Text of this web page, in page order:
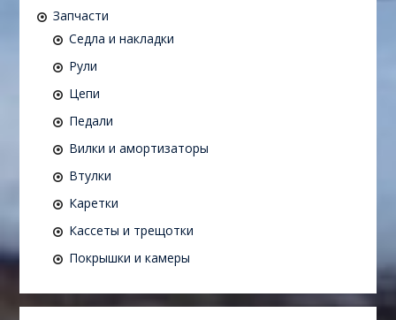
Запчасти
Седла и накладки
Рули
Цепи
Педали
Вилки и амортизаторы
Втулки
Каретки
Кассеты и трещотки
Покрышки и камеры